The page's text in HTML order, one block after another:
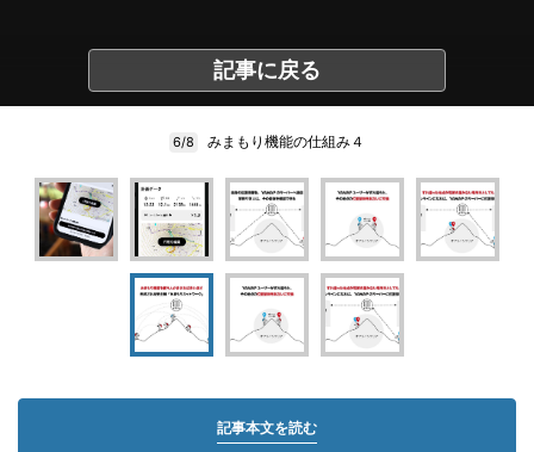
記事に戻る
6/8 みまもり機能の仕組み４
記事本文を読む